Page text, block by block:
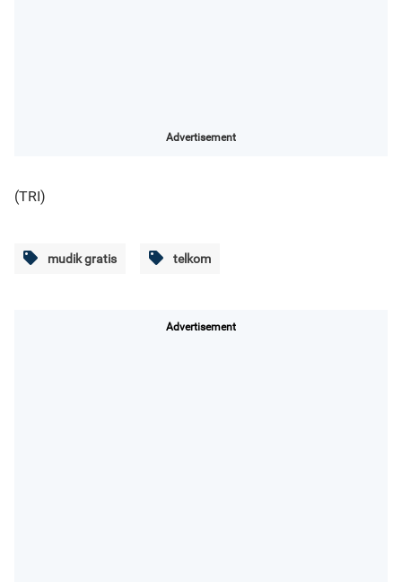
Advertisement
(TRI)
mudik gratis telkom
Advertisement